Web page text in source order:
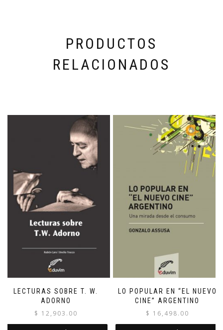
PRODUCTOS
RELACIONADOS
LECTURAS SOBRE T. W.
ADORNO
$ 12,903.00
LO POPULAR EN “EL NUEVO
CINE” ARGENTINO
$ 16,498.00